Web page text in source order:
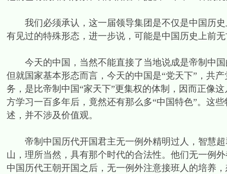
我们必须承认，这一届领导集团是不仅是中国历史
有见过的特殊形态，进一步说，可能是中国历史上前
今天的中国，当然不能直接了当地说成是帝制中国
但就国家基本形态而言，今天的中国是“党天下”，共
务，是比帝制中国“家天下”更集权的体制，因而正像
方学习一百多年后，竟然还有那么多“中国特色”。这
述，并不涉及价值观。
帝制中国历代开国君主无一例外精明过人，智慧超
山，理所当然，具有那个时代的合法性。他们无一例
中国历代王朝开国之后，无一例外注意接班人的培养